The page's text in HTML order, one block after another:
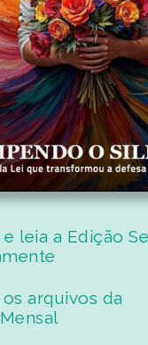
leia a Edição
arquivos da